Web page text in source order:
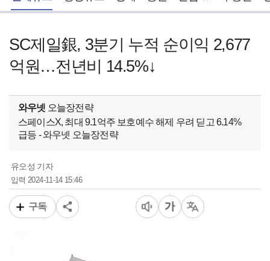
SC제일銀, 3분기 누적 순이익 2,677
억원…전년비 14.5%↓
와우넷 오늘장전략
스페이스X, 최대 9.1억주 보호예수 해제 우려 딛고 6.14%
급등 - 와우넷 오늘장전략
유오성 기자
입력2024-11-14 15:46
구독